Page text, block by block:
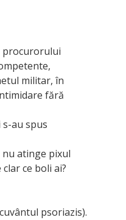
procurorului
militar, în
fără
au spus
nu atinge pixul
ce boli ai?
psoriazis).